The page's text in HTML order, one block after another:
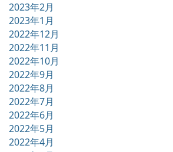
2023年2月
2023年1月
2022年12月
2022年11月
2022年10月
2022年9月
2022年8月
2022年7月
2022年6月
2022年5月
2022年4月